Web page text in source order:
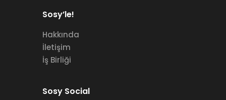
Sosy’le!
Hakkında
İletişim
İş Birliği
Sosy Social